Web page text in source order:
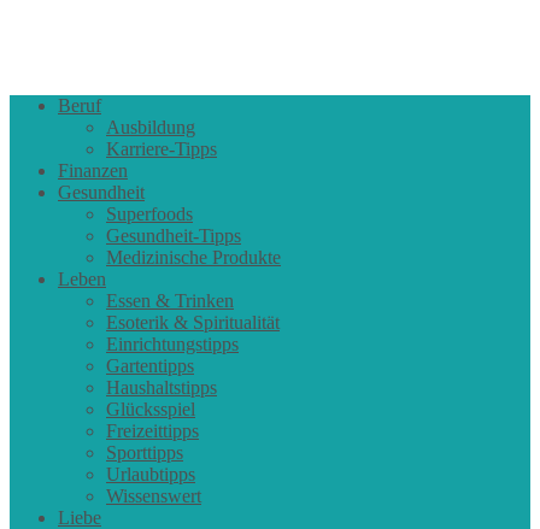
Beruf
Ausbildung
Karriere-Tipps
Finanzen
Gesundheit
Superfoods
Gesundheit-Tipps
Medizinische Produkte
Leben
Essen & Trinken
Esoterik & Spiritualität
Einrichtungstipps
Gartentipps
Haushaltstipps
Glücksspiel
Freizeittipps
Sporttipps
Urlaubtipps
Wissenswert
Liebe